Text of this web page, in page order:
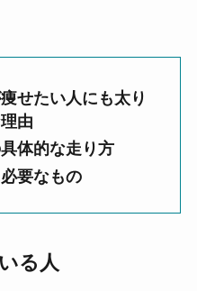
せたい人にも太り
由
体的な走り方
要なもの
る人